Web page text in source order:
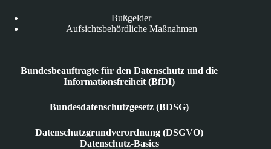
Bußgelder
Aufsichtsbehördliche Maßnahmen
Bundesbeauftragte für den Datenschutz und die
Informationsfreiheit (BfDI)
Bundesdatenschutzgesetz (BDSG)
Datenschutzgrundverordnung (DSGVO)
Datenschutz-Basics